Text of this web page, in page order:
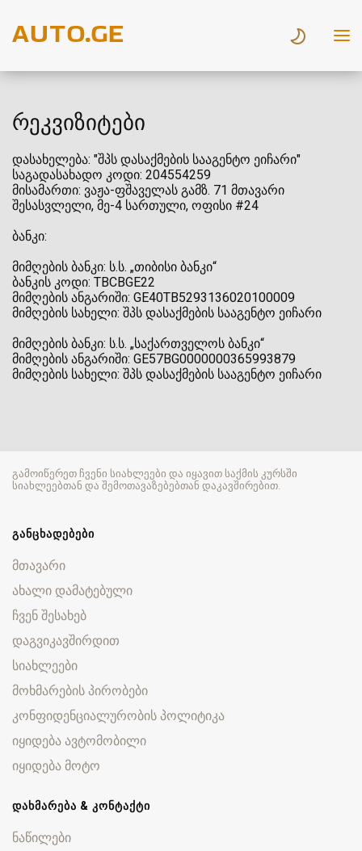
რეკვიზიტები
დასახელება: "შპს დასაქმების სააგენტო ეიჩარი"
საგადასახადო კოდი: 204554259
მისამართი: ვაჟა-ფშაველას გამზ. 71 მთავარი
შესასვლელი, მე-4 სართული, ოფისი #24
ბანკი:
მიმღების ბანკი: ს.ს. „თიბისი ბანკი“
ბანკის კოდი: TBCBGE22
მიმღების ანგარიში: GE40TB5293136020100009
მიმღების სახელი: შპს დასაქმების სააგენტო ეიჩარი
მიმღების ბანკი: ს.ს. „საქართველოს ბანკი“
მიმღების ანგარიში: GE57BG0000000365993879
მიმღების სახელი: შპს დასაქმების სააგენტო ეიჩარი
გამოიწერეთ ჩვენი სიახლეები და იყავით საქმის კურსში
სიახლეებთან და შემოთავაზებებთან დაკავშირებით.
ᲒᲐᲜᲪᲮᲐᲓᲔᲑᲔᲑᲘ
მთავარი
ახალი დამატებული
ჩვენ შესახებ
დაგვიკავშირდით
სიახლეები
მოხმარების პირობები
კონფიდენციალურობის პოლიტიკა
იყიდება ავტომობილი
იყიდება მოტო
ᲓᲐᲮᲛᲐᲠᲔᲑᲐ & ᲙᲝᲜᲢᲐᲥᲢᲘ
ნაწილები